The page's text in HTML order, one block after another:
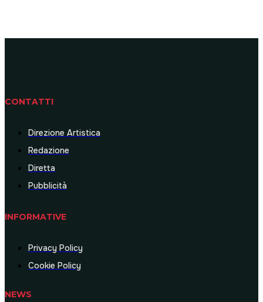
CONTATTI
Direzione Artistica
Redazione
Diretta
Pubblicità
INFORMATIVE
Privacy Policy
Cookie Policy
NEWS